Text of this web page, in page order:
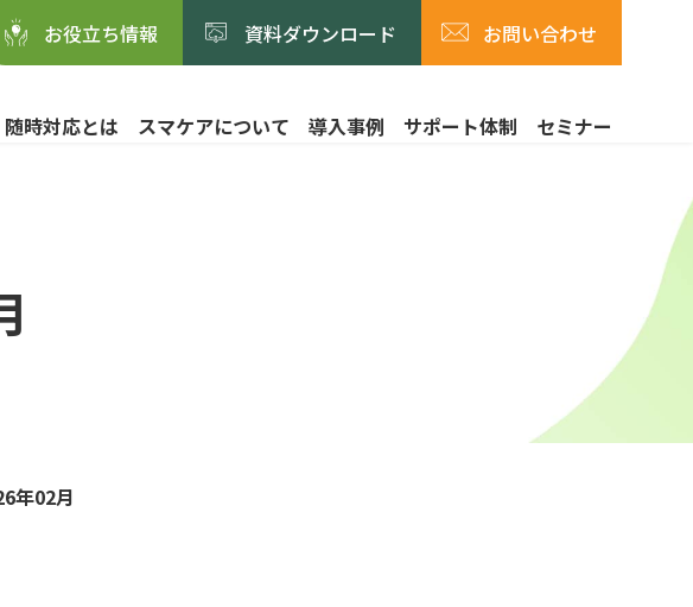
お役立ち情報 資料ダウンロード お問い合わせ
時対応とは スマケアについて 導入事例 サポート体制 セミナー
年02月